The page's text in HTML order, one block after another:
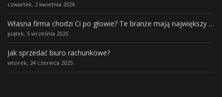
czwartek, 2 kwietnia 2026
Własna firma chodzi Ci po głowie? Te branże mają największy potencjał rozwoju
piątek, 5 września 2025
Jak sprzedać biuro rachunkowe?
wtorek, 24 czerwca 2025